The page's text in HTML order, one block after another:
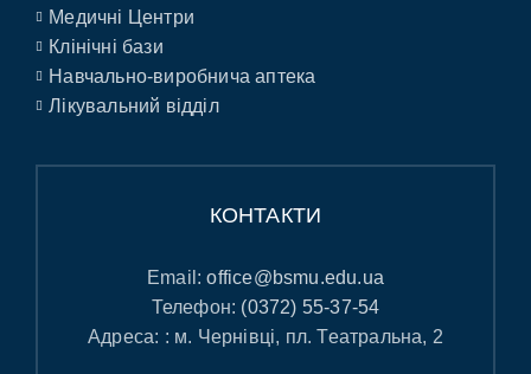
Медичні Центри
Клінічні бази
Навчально-виробнича аптека
Лікувальний відділ
КОНТАКТИ
Email:office@bsmu.edu.ua
Телефон: (0372) 55-37-54
Адреса: : м. Чернівці, пл. Театральна, 2